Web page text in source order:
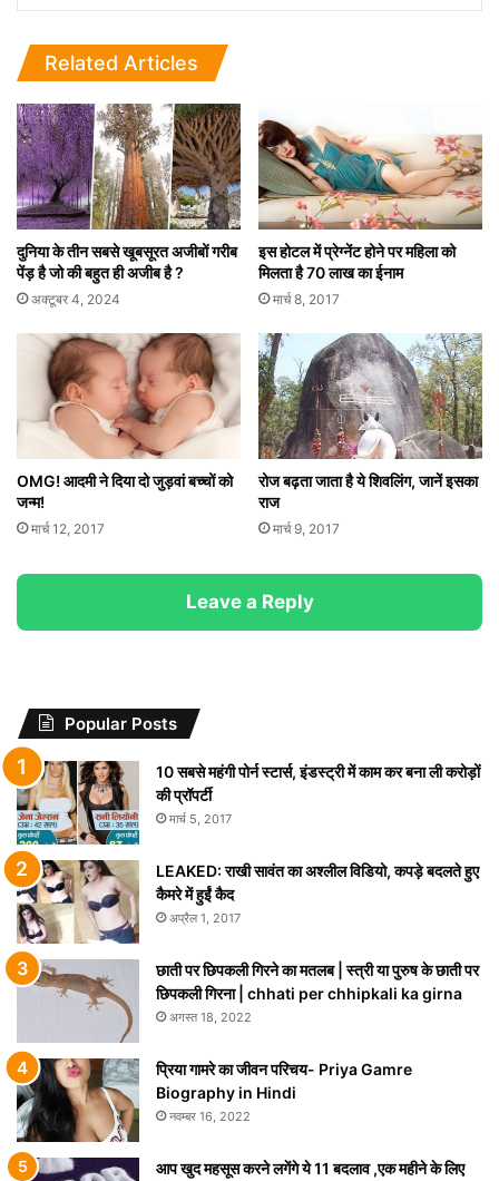
Related Articles
दुनिया के तीन सबसे खूबसूरत अजीबों गरीब
पेंड़ है जो की बहुत ही अजीब है ?
अक्टूबर 4, 2024
इस होटल में प्रेग्नेंट होने पर महिला को
मिलता है 70 लाख का ईनाम
मार्च 8, 2017
OMG! आदमी ने दिया दो जुड़वां बच्चों को
जन्म!
मार्च 12, 2017
रोज बढ़ता जाता है ये शिवलिंग, जानें इसका
राज
मार्च 9, 2017
Leave a Reply
Popular Posts
10 सबसे महंगी पोर्न स्टार्स, इंडस्ट्री में काम कर बना ली करोड़ों
की प्रॉपर्टी
मार्च 5, 2017
LEAKED: राखी सावंत का अश्लील विडियो, कपड़े बदलते हुए
कैमरे में हुईं कैद
अप्रैल 1, 2017
छाती पर छिपकली गिरने का मतलब | स्त्री या पुरुष के छाती पर
छिपकली गिरना | chhati per chhipkali ka girna
अगस्त 18, 2022
प्रिया गामरे का जीवन परिचय- Priya Gamre
Biography in Hindi
नवम्बर 16, 2022
आप खुद महसूस करने लगेंगे ये 11 बदलाव ,एक महीने के लिए